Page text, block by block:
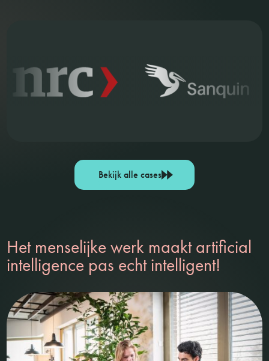
Bekijk alle cases
Het menselijke werk maakt artificial
intelligence pas echt intelligent!